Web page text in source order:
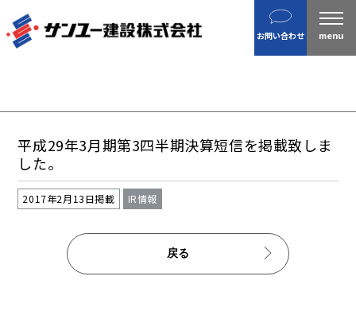
お問い合わせ
建設
企業案内
沿革
私たちの目指す姿 / CSR
平成29年3月期第3四半期決算短信を掲載致しま
した。
2017年2月13日掲載 IR情報
戻る